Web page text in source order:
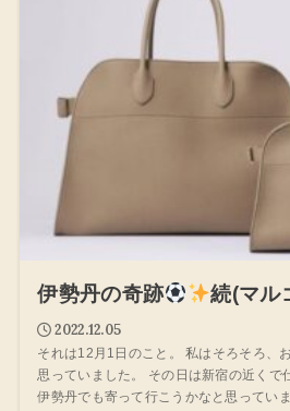
伊勢丹の奇跡 続(マル
2022.12.05
それは12月1日のこと。 私はそろそろ、
思っていました。 その日は新宿の近くで
伊勢丹でも寄って行こうかなと思ってい